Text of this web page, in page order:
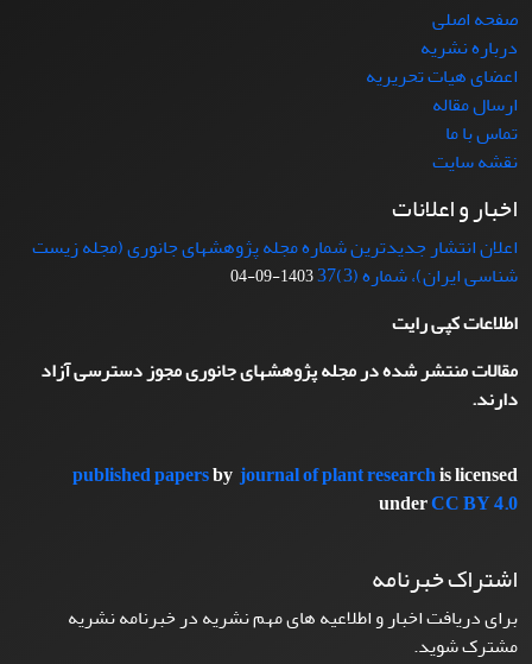
صفحه اصلی
درباره نشریه
اعضای هیات تحریریه
ارسال مقاله
تماس با ما
نقشه سایت
اخبار و اعلانات
اعلان انتشار جدیدترین شماره مجله پژوهشهای جانوری (مجله زیست
شناسی ایران)، شماره (3)37
1403-09-04
اطلاعات کپی رایت
مقالات منتشر شده در مجله پژوهشهای جانوری مجوز دسترسی آزاد
دارند.
published papersbyjournal of plant researchis licensed
underCC BY 4.0
اشتراک خبرنامه
برای دریافت اخبار و اطلاعیه های مهم نشریه در خبرنامه نشریه
مشترک شوید.